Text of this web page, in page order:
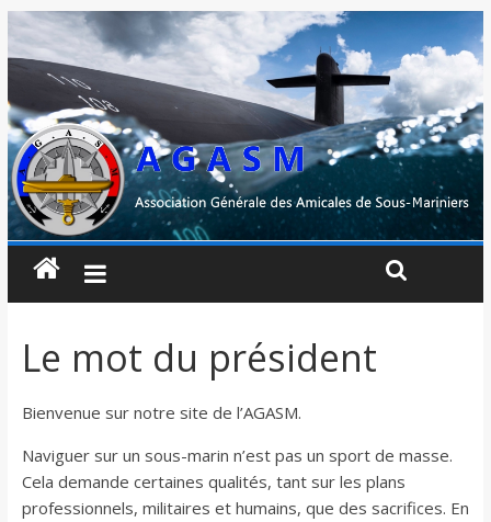
Le mot du président
Bienvenue sur notre site de l’AGASM.
Naviguer sur un sous-marin n’est pas un sport de masse.
Cela demande certaines qualités, tant sur les plans
professionnels, militaires et humains, que des sacrifices. En